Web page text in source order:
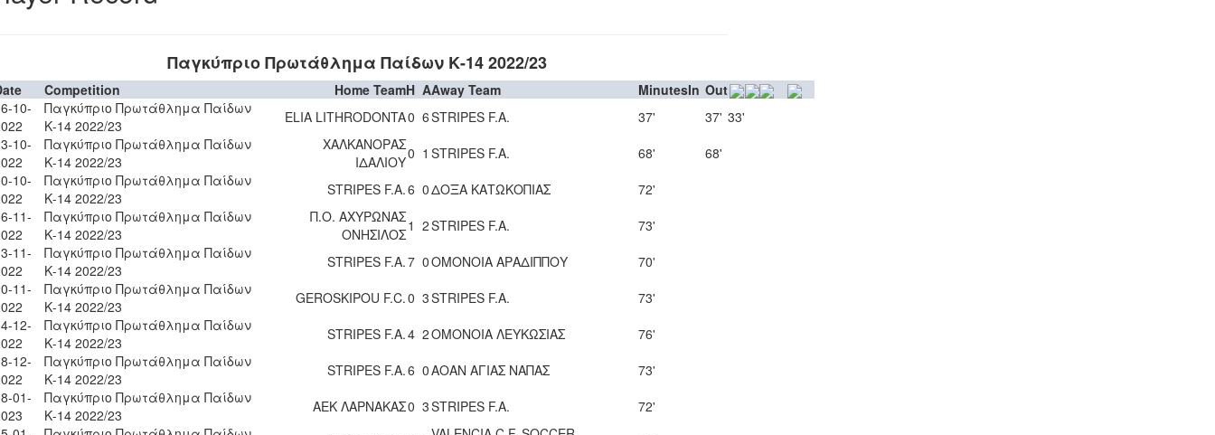
Παγκύπριο Πρωτάθλημα Παίδων Κ-14 2022/23
Competition Home TeamH AAway Team MinutesIn Out
10-
Παγκύπριο Πρωτάθλημα Παίδων
Κ-14 2022/23
ELIA LITHRODONTA0 6STRIPES F.A. 37' 37' 33'
10-
Παγκύπριο Πρωτάθλημα Παίδων
Κ-14 2022/23
ΧΑΛΚΑΝΟΡΑΣ
ΙΔΑΛΙΟΥ0 1 STRIPES F.A. 68'
68'
10-
Παγκύπριο Πρωτάθλημα Παίδων
Κ-14 2022/23
STRIPES F.A.6 0ΔΟΞΑ ΚΑΤΩΚΟΠΙΑΣ
72'
11-
Παγκύπριο Πρωτάθλημα Παίδων
Κ-14 2022/23
Π.Ο. ΑΧΥΡΩΝΑΣ
ΟΝΗΣΙΛΟΣ1 2STRIPES F.A.
73'
11-
Παγκύπριο Πρωτάθλημα Παίδων
Κ-14 2022/23
STRIPES F.A.7 0ΟΜΟΝΟΙΑ ΑΡΑΔΙΠΠΟΥ
70'
11-
Παγκύπριο Πρωτάθλημα Παίδων
Κ-14 2022/23
GEROSKIPOU F.C.0 3STRIPES F.A.
73'
12-
Παγκύπριο Πρωτάθλημα Παίδων
Κ-14 2022/23
STRIPES F.A.4 2ΟΜΟΝΟΙΑ ΛΕΥΚΩΣΙΑΣ
76'
12-
Παγκύπριο Πρωτάθλημα Παίδων
Κ-14 2022/23
STRIPES F.A.6 0ΑΟΑΝ ΑΓΙΑΣ ΝΑΠΑΣ
73'
01-
Παγκύπριο Πρωτάθλημα Παίδων
Κ-14 2022/23
ΑΕΚ ΛΑΡΝΑΚΑΣ0 3STRIPES F.A.
72'